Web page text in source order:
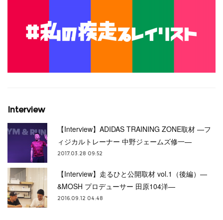
Interview
【Interview】ADIDAS TRAINING ZONE取材 —フ
ィジカルトレーナー 中野ジェームズ修一—
2017.03.28 09:52
【Interview】走るひと公開取材 vol.1（後編）—
&MOSH プロデューサー 田原104洋—
2016.09.12 04:48